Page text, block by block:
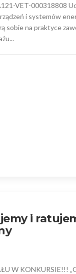
VET-000318808
i systemów
sobie na praktyce
i
W KONKURSIE!!!